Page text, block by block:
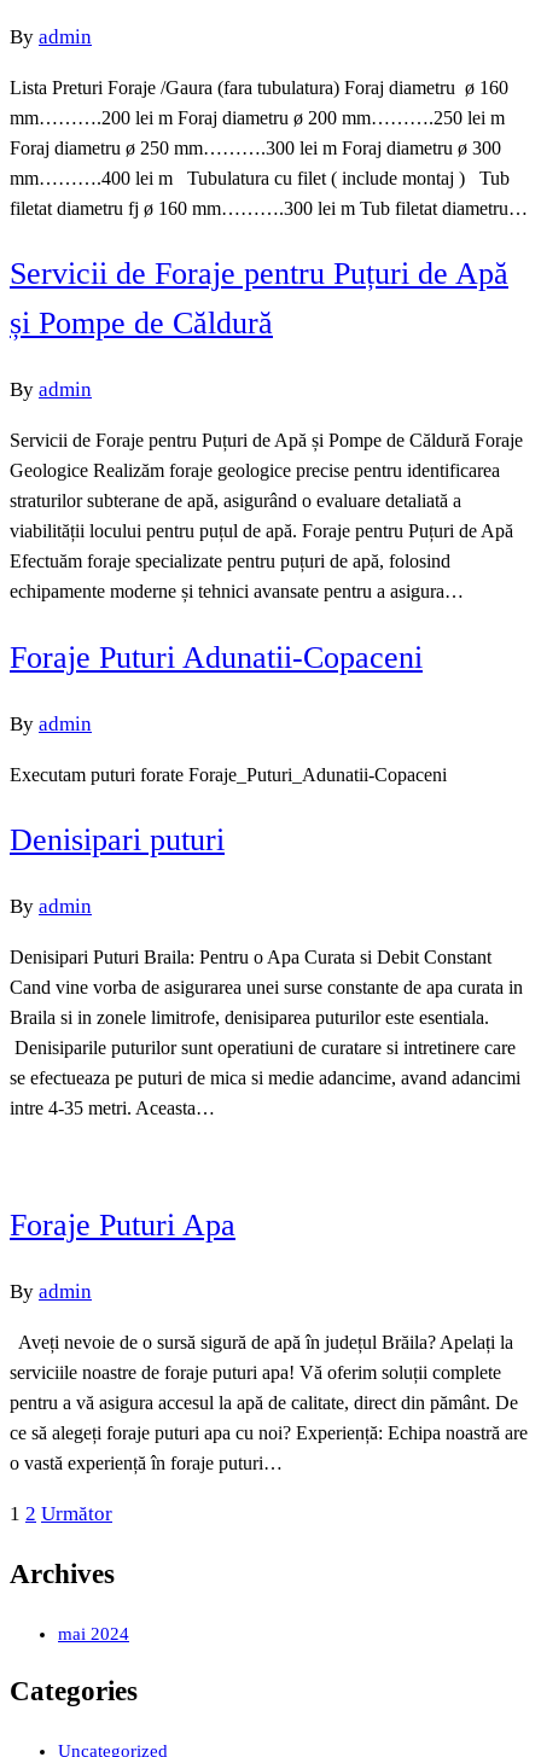
By admin
Lista Preturi Foraje /Gaura (fara tubulatura) Foraj diametru ø 160
mm……….200 lei m Foraj diametru ø 200 mm……….250 lei m
Foraj diametru ø 250 mm……….300 lei m Foraj diametru ø 300
mm……….400 lei m Tubulatura cu filet ( include montaj ) Tub
filetat diametru fj ø 160 mm……….300 lei m Tub filetat diametru…
Servicii de Foraje pentru Puțuri de Apă
și Pompe de Căldură
By admin
Servicii de Foraje pentru Puțuri de Apă și Pompe de Căldură Foraje
Geologice Realizăm foraje geologice precise pentru identificarea
straturilor subterane de apă, asigurând o evaluare detaliată a
viabilității locului pentru puțul de apă. Foraje pentru Puțuri de Apă
Efectuăm foraje specializate pentru puțuri de apă, folosind
echipamente moderne și tehnici avansate pentru a asigura…
Foraje Puturi Adunatii-Copaceni
By admin
Executam puturi forate Foraje_Puturi_Adunatii-Copaceni
Denisipari puturi
By admin
Denisipari Puturi Braila: Pentru o Apa Curata si Debit Constant
Cand vine vorba de asigurarea unei surse constante de apa curata in
Braila si in zonele limitrofe, denisiparea puturilor este esentiala.
Denisiparile puturilor sunt operatiuni de curatare si intretinere care
se efectueaza pe puturi de mica si medie adancime, avand adancimi
intre 4-35 metri. Aceasta…
Foraje Puturi Apa
By admin
Aveți nevoie de o sursă sigură de apă în județul Brăila? Apelați la
serviciile noastre de foraje puturi apa! Vă oferim soluții complete
pentru a vă asigura accesul la apă de calitate, direct din pământ. De
ce să alegeți foraje puturi apa cu noi? Experiență: Echipa noastră are
o vastă experiență în foraje puturi…
Paginație
articole
1 2 Următor
Archives
mai 2024
Categories
Uncategorized